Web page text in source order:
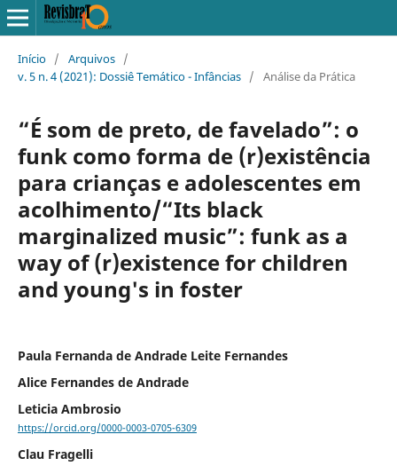
Início / Arquivos /
v. 5 n. 4 (2021): Dossiê Temático - Infâncias / Análise da Prática
“É som de preto, de favelado”: o
funk como forma de (r)existência
para crianças e adolescentes em
acolhimento/“Its black
marginalized music”: funk as a
way of (r)existence for children
and young's in foster
Paula Fernanda de Andrade Leite Fernandes
Alice Fernandes de Andrade
Leticia Ambrosio
https://orcid.org/0000-0003-0705-6309
Clau Fragelli